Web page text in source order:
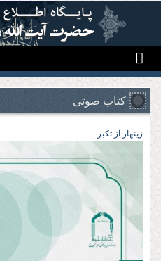
رفتن به محتوای اصلی
کتاب صوتی
زینهار از تکبر